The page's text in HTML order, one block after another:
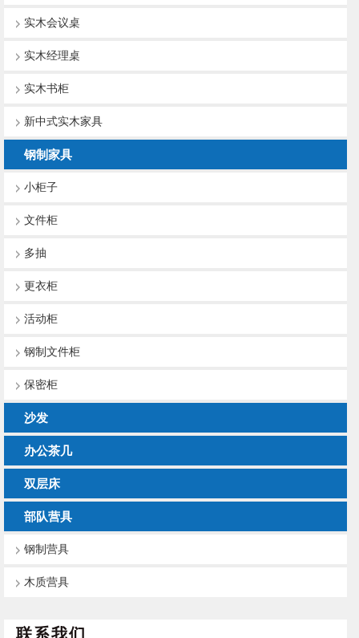
实木会议桌
实木经理桌
实木书柜
新中式实木家具
钢制家具
小柜子
文件柜
多抽
更衣柜
活动柜
钢制文件柜
保密柜
沙发
办公茶几
双层床
部队营具
钢制营具
木质营具
联系我们